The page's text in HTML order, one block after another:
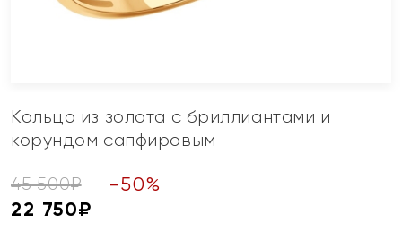
Кольцо из золота с бриллиантами и
корундом сапфировым
45 500₽ -50%
22 750₽